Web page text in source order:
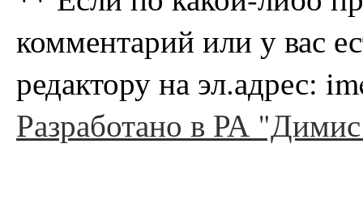
комментарий или у вас
редактору на эл.адрес:
Разработано в РА